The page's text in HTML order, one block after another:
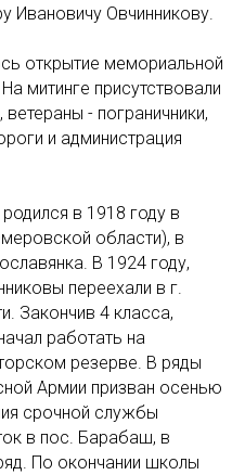
Ивановичу Овчинникову.
открытие мемориальной
митинге присутствовали
- пограничники,
и администрация
в 1918 году в
области), в
В 1924 году,
переехали в г.
Закончив 4 класса,
работать на
резерве. В ряды
Армии призван осенью
срочной службы
в пос. Барабаш, в
По окончании школы